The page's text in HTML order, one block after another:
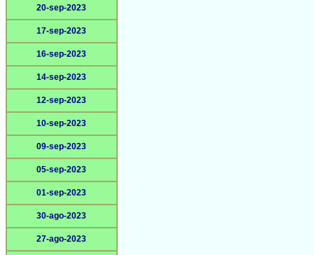
20-sep-2023
17-sep-2023
16-sep-2023
14-sep-2023
12-sep-2023
10-sep-2023
09-sep-2023
05-sep-2023
01-sep-2023
30-ago-2023
27-ago-2023